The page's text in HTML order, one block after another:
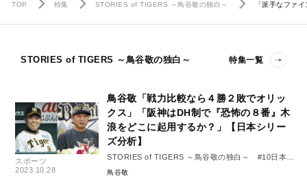
TOP 特集 STORIES of TIGERS ～鳥谷敬の独白～ 「派手なファ
STORIES of TIGERS ～鳥谷敬の独白～ 特集一覧
スポーツ
2023.10.28
鳥谷敬「戦力比較なら４勝２敗でオリッ
クス」「阪神はDH制で『恐怖の８番』木
浪をどこに起用するか？」【日本シリー
ズ分析】
STORIES of TIGERS ～鳥谷敬の独白～ #10日本シ
リーズ
鳥谷敬